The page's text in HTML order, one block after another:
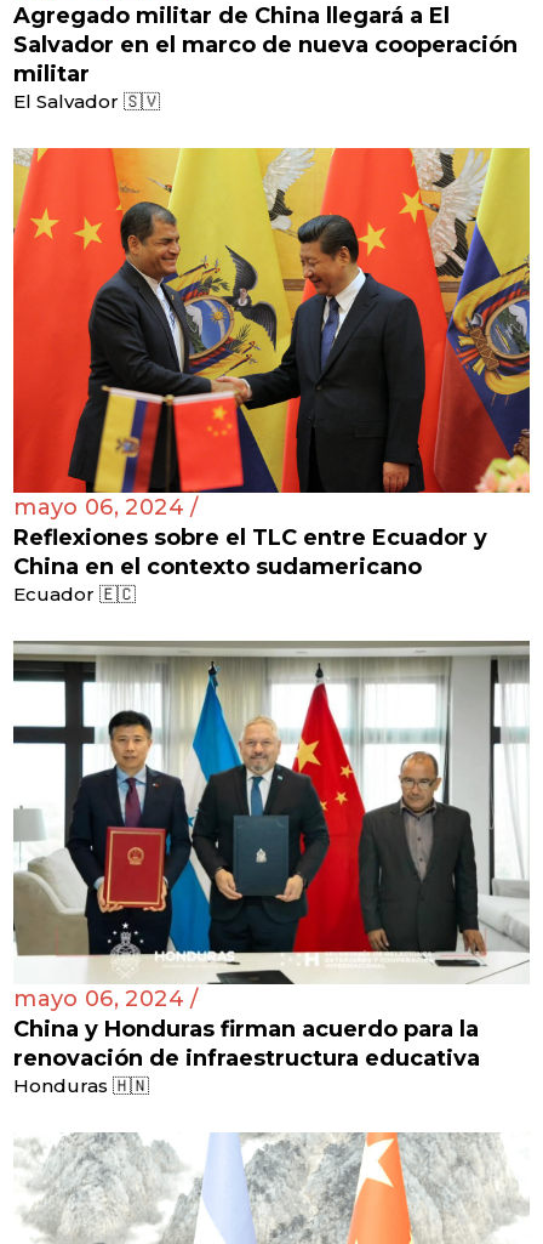
Agregado militar de China llegará a El
Salvador en el marco de nueva cooperación
militar
El Salvador 🇸🇻
mayo 06, 2024 /
Reflexiones sobre el TLC entre Ecuador y
China en el contexto sudamericano
Ecuador 🇪🇨
mayo 06, 2024 /
China y Honduras firman acuerdo para la
renovación de infraestructura educativa
Honduras 🇭🇳